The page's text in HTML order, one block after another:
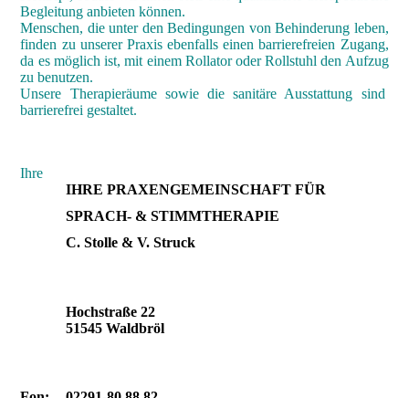
Begleitung anbieten können.
Menschen, die unter den Bedingungen von Behinderung leben,
finden zu unserer Praxis ebenfalls einen barrierefreien Zugang,
da es möglich ist, mit einem Rollator oder Rollstuhl den Aufzug
zu benutzen.
Unsere Therapieräume sowie die sanitäre Ausstattung sind
barrierefrei gestaltet.
Ihre
IHRE PRAXENGEMEINSCHAFT FÜR
SPRACH- & STIMMTHERAPIE
C. Stolle & V. Struck
Hochstraße 22
51545 Waldbröl